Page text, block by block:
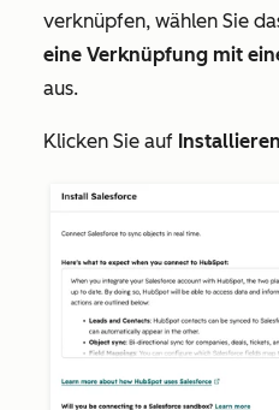
verknüpfen, wählen Sie
eine Verknüpfung mit
aus.
Klicken Sie auf Installieren